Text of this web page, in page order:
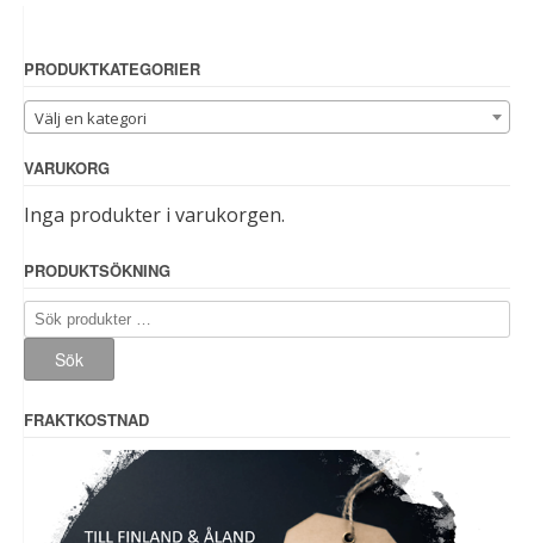
PRODUKTKATEGORIER
Välj en kategori
VARUKORG
Inga produkter i varukorgen.
PRODUKTSÖKNING
Sök
efter:
Sök
FRAKTKOSTNAD